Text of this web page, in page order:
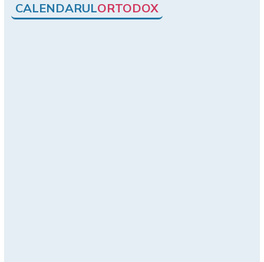
CALENDARULORTODOX